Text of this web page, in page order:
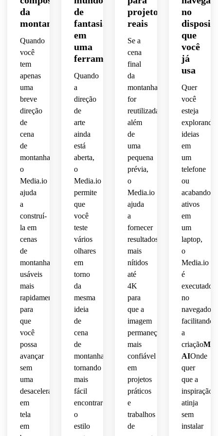
sereno,
fotografia
paisagem
ultra-
nítida,
4K.
parede
premium,
acabamento
polido.
atmosfera
mítica
majestosa,
cinematográfica.
aço,
humor
adequado
para
papel
de
parede
ou
de
pôster.
pintadas,
de
livro
de
histórias
quente,
charmosa
sensação
de
fundo
animado,
humor
aconchegante
e
edificante,
ilustração
ricamente
camadas
com
delicado
detalhe
serigrafia,
cúpula
negativo
elegante
colocação
título,
humor
nostálgico
turismo,
composição
polida
acabamento
editorial
elegante.
espaçamento
equilibrado,
contemplativo
profundidade
decoração.
realista
de
fotografia
árvores
texturizadas,
tranquilo,
composição
equilibrada,
efeitos
de
névoa
cinematográfica.
chaminé,
atmosfera
pacífica
do
realismo
composição
convidativa
com
caminho
em
primeiro
cores
naturais
ilustração
paisagem
altamente
detalhada.
da
montanha
Quando
você
tem
apenas
uma
breve
direção
de
cena
de
montanha,
o
Media.io
ajuda
a
construí-
la em
cenas
de
montanha
usáveis
mais
rapidamente
para
que
você
possa
avançar
sem
uma
desaceleração
em
tela
em
de
fantasia
em
uma
ferramenta
Quando
a
direção
de
arte
ainda
está
aberta,
o
Media.io
permite
que
você
teste
vários
olhares
em
torno
da
mesma
ideia
de
cena
de
montanha,
tornando
mais
fácil
encontrar
o
estilo
projetos
reais
Se a
cena
final
da
montanha
for
reutilizada
além
de
uma
pequena
prévia,
o
Media.io
ajuda
a
fornecer
resultados
mais
nítidos
até
4K
para
que a
imagem
permaneça
mais
confiável
em
projetos
práticos
e
trabalhos
de
no
que
você
já
usa
Quer
você
esteja
explorando
ideias
em
um
telefone
ou
acabando
ativos
em
um
laptop,
o
Media.io
é
executado
no
navegador,
facilitando
a
criação
AIOnde
quer
que a
inspiração
atinja
sem
instalar